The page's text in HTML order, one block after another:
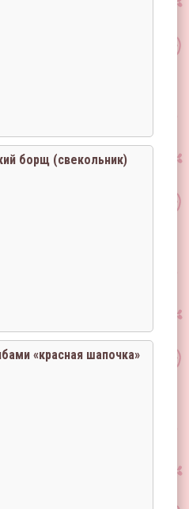
борщ (свекольник)
«красная шапочка»